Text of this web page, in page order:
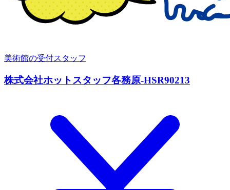
美術館の受付スタッフ
株式会社ホットスタッフ各務原-HSR90213